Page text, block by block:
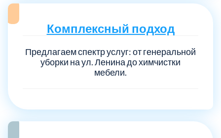
Комплексный подход
Предлагаем спектр услуг: от генеральной
уборки на ул. Ленина до химчистки
мебели.